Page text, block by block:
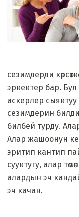
сезимдерди
эркектер бар. Бул
аскерлер
сезимдерин
билбей турду.
Алар жашоонун
эритип кантип
сууктугу, алар
алардын эч кандай
эч качан.